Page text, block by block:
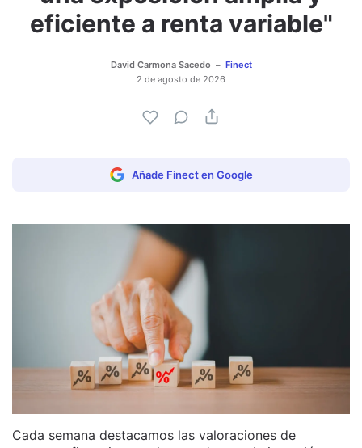
eficiente a renta variable"
David Carmona Sacedo
Finect
2 de agosto de 2026
Añade Finect en Google
Cada semana destacamos las valoraciones de